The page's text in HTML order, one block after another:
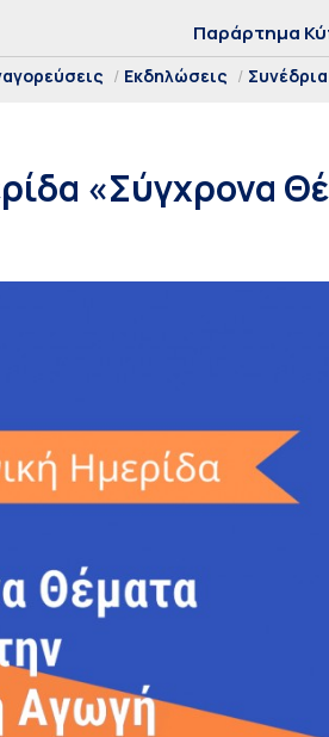
Παράρτημα
Εκδηλώσεις Συνέδρια
«Σύγχρονα